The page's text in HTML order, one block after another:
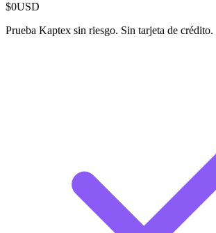
$0USD
Prueba Kaptex sin riesgo. Sin tarjeta de crédito.